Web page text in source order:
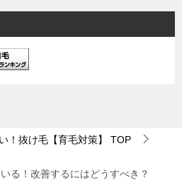
！抜け毛【育毛対策】
TOP
る！改善するにはどうすべき？